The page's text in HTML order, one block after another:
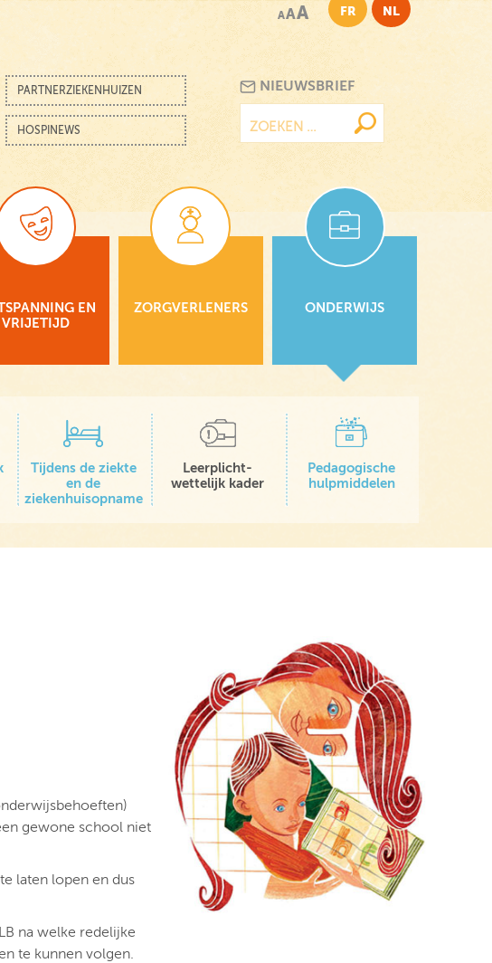
AAA FR NL
PARTNERZIEKENHUIZEN
HOSPINEWS
NIEUWSBRIEF
naar:
EN
VRIJETIJD
ZORGVERLENERS ONDERWIJS
Tijdens de ziekte
en de
ziekenhuisopname
Leerplicht-
wettelijk kader
Pedagogische
hulpmiddelen
gewone school niet
laten lopen en dus
na welke redelijke
te kunnen volgen.